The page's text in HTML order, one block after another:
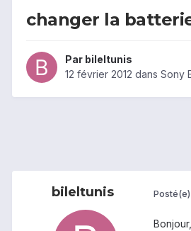
changer la
Par bileltunis
12 février 2012 dans Sony
bileltunis Posté(e)